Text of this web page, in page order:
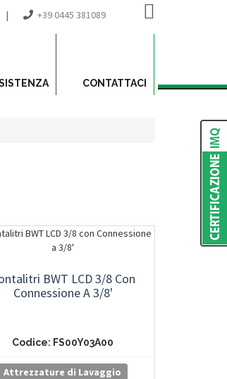
| +39 0445 381089
CONTATTACI
BWT LCD 3/8 Con
Connessione A 3/8'
Codice: FS00Y03A00
Attrezzature di Lavaggio